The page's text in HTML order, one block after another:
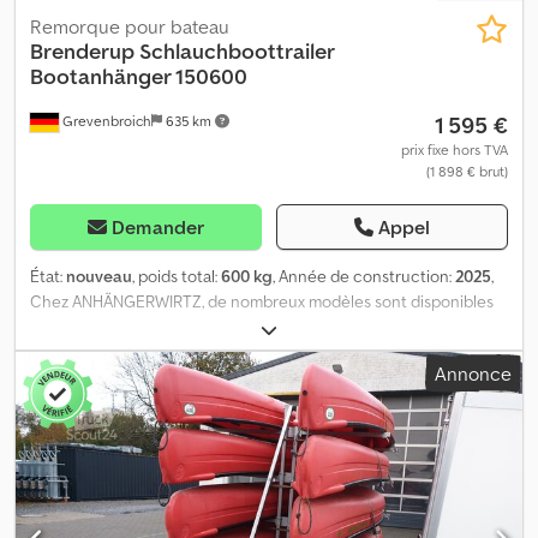
Grevenbroich 635 km
Remorque pour bateau
Brenderup Schlauchboottrailer
Bootanhänger 150600
1 595 €
prix fixe hors TVA
(1 898 € brut)
Demander Appel
État: nouveau, poids total:600 kg, Année de construction: 2025,
Chez ANHÄNGERWIRTZ, de nombreux modèles sont disponibles
en ligne. Achetez facilement et à tout moment sur trailer-shop.
Vous pouvez venir chercher votre remorque vous-même ou vous
la faire livrer. Le marché en ligne pour votre nouvelle remorque
propose des marques de qualité ! Plus de 850 nouvelles
remorques en stock sur place. Dsdpfx Ajzl Hylenxokr Plus de 130
remorques d'occasion disponibles en permanence. Exemple sans
engagement : vente de stock à prix réduit – Remorque pour
bateau de 600 kg, châssis à un essieu. Remorque pour bateau
pneumatique, châssis à un essieu de 600 kg de PTAC,
Annonce